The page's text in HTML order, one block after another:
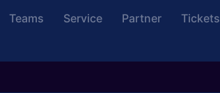
Teams Service Partner Tickets